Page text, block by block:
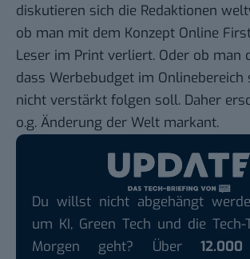
diskutieren sich die Redaktionen
ob man mit dem Konzept Online
Leser im Print verliert. Oder ob man
dass Werbebudget im Onlinebereich
nicht verstärkt folgen soll. Daher
o.g. Änderung der Welt markant.
Du willst nicht abgehängt
um KI, Green Tech und die
Morgen geht? Über